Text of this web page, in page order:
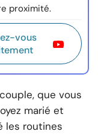
proximité.
vous
que vous
marié et
les routines